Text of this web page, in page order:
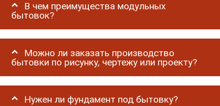
В чем преимущества модульных
бытовок?
Можно ли заказать производство
бытовки по рисунку, чертежу или проекту?
Нужен ли фундамент под бытовку?